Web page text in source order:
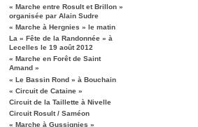
« Marche entre Rosult et Brillon »
organisée par Alain Sudre
« Marche à Hergnies » le matin
La « Fête de la Randonnée » à
Lecelles le 19 août 2012
« Marche en Forêt de Saint
Amand »
« Le Bassin Rond » à Bouchain
« Circuit de Cataine »
Circuit de la Taillette à Nivelle
Circuit Rosult / Saméon
« Marche à Gussignies »